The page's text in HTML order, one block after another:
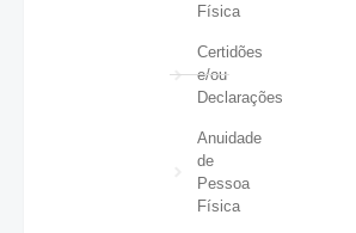
Física
Certidões
e/ou
Declarações
Anuidade
de
Pessoa
Física